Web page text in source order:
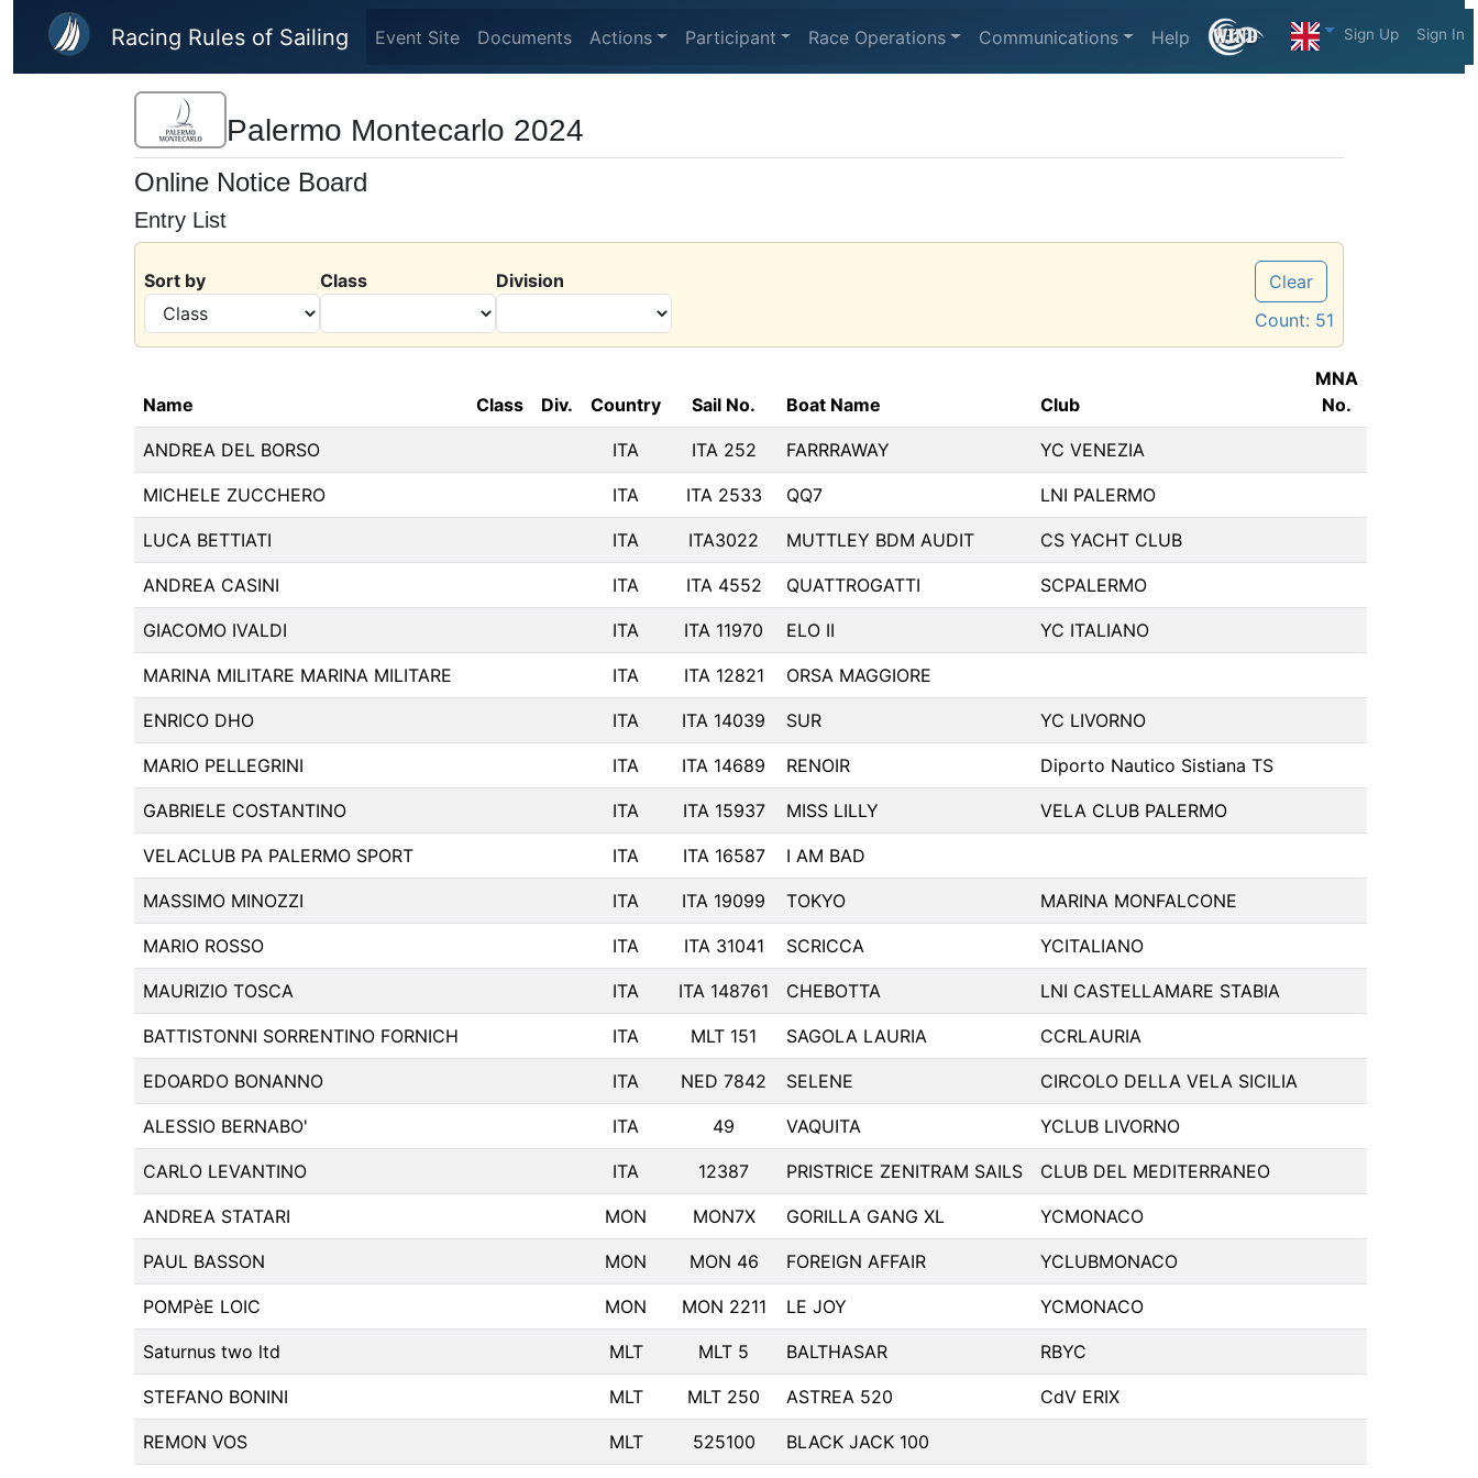
Skip to main content
Racing Rules of Sailing Event Site Documents Actions Participant Race Operations Communications Help Sign Up Sign In
Palermo Montecarlo 2024
Online Notice Board
Entry List
Sort by Class Division
Clear
Count: 51
Name Class Div. Country Sail No. Boat Name Club
MNA
No.
ANDREA DEL BORSO ITA ITA 252 FARRRAWAY YC VENEZIA
MICHELE ZUCCHERO ITA ITA 2533 QQ7 LNI PALERMO
LUCA BETTIATI ITA ITA3022 MUTTLEY BDM AUDIT CS YACHT CLUB
ANDREA CASINI ITA ITA 4552 QUATTROGATTI SCPALERMO
GIACOMO IVALDI ITA ITA 11970 ELO II YC ITALIANO
MARINA MILITARE MARINA MILITARE ITA ITA 12821 ORSA MAGGIORE
ENRICO DHO ITA ITA 14039 SUR YC LIVORNO
MARIO PELLEGRINI ITA ITA 14689 RENOIR Diporto Nautico Sistiana TS
GABRIELE COSTANTINO ITA ITA 15937 MISS LILLY VELA CLUB PALERMO
VELACLUB PA PALERMO SPORT ITA ITA 16587 I AM BAD
MASSIMO MINOZZI ITA ITA 19099 TOKYO MARINA MONFALCONE
MARIO ROSSO ITA ITA 31041 SCRICCA YCITALIANO
MAURIZIO TOSCA ITA ITA 148761 CHEBOTTA LNI CASTELLAMARE STABIA
BATTISTONNI SORRENTINO FORNICH ITA MLT 151 SAGOLA LAURIA CCRLAURIA
EDOARDO BONANNO ITA NED 7842 SELENE CIRCOLO DELLA VELA SICILIA
ALESSIO BERNABO' ITA 49 VAQUITA YCLUB LIVORNO
CARLO LEVANTINO ITA 12387 PRISTRICE ZENITRAM SAILS CLUB DEL MEDITERRANEO
ANDREA STATARI MON MON7X GORILLA GANG XL YCMONACO
PAUL BASSON MON MON 46 FOREIGN AFFAIR YCLUBMONACO
POMPèE LOIC MON MON 2211 LE JOY YCMONACO
Saturnus two ltd MLT MLT 5 BALTHASAR RBYC
STEFANO BONINI MLT MLT 250 ASTREA 520 CdV ERIX
REMON VOS MLT 525100 BLACK JACK 100